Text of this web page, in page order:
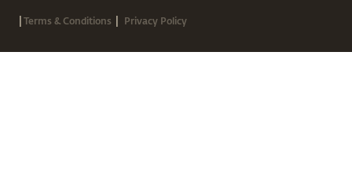
|Terms & Conditions | Privacy Policy